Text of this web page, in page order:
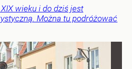
wieku i do dziś jest
Można tu podróżować